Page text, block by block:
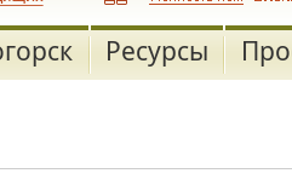
Ресурсы